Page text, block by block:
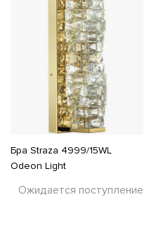
Бра Straza 4999/15WL
Odeon Light
Ожидается поступление